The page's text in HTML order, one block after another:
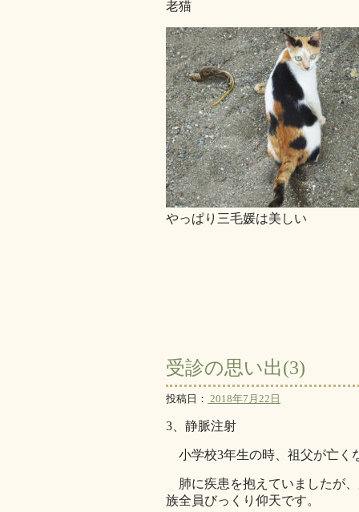
老猫
やっぱり三毛媛は美しい
受診の思い出(3)
投稿日： 2018年7月22日
3、静脈注射
小学校3年生の時、祖父が亡く
肺に疾患を抱えていましたが
族全員びっくり仰天です。